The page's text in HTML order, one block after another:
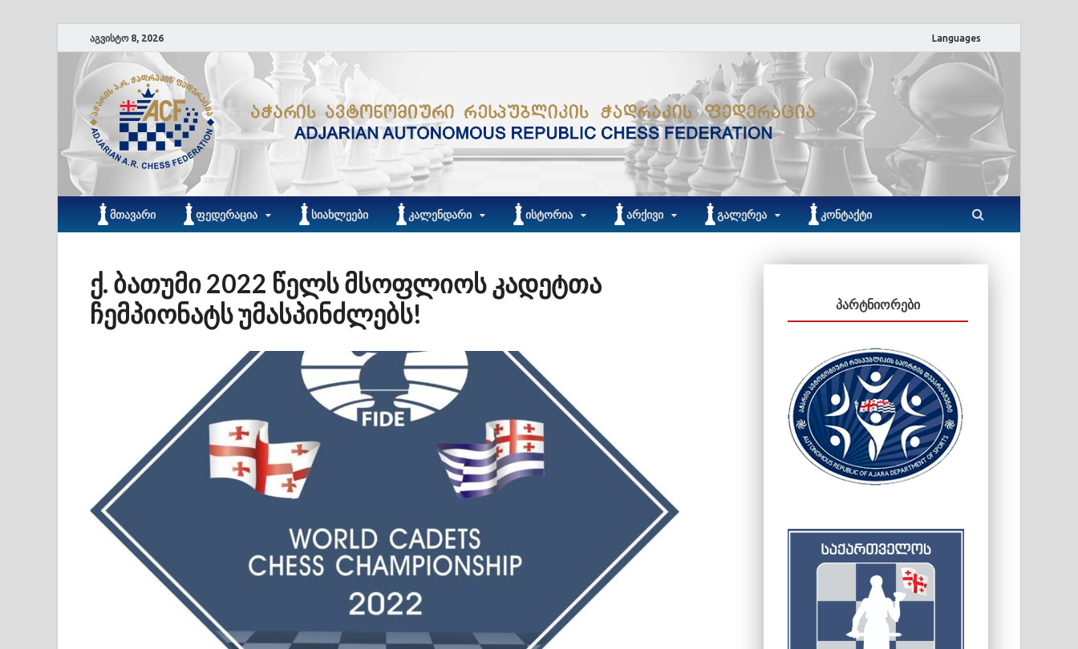
აგვისტო 8, 2026 Languages
ACF
აჭარის ჭადრაკის ფედერაცია
ᲛᲗᲐᲕᲐᲠᲘ ᲤᲔᲓᲔᲠᲐᲪᲘᲐ ᲡᲘᲐᲮᲚᲔᲔᲑᲘ ᲙᲐᲚᲔᲜᲓᲐᲠᲘ ᲘᲡᲢᲝᲠᲘᲐ ᲐᲠᲥᲘᲕᲘ ᲒᲐᲚᲔᲠᲔᲐ ᲙᲝᲜᲢᲐᲥᲢᲘ
ქ. ბათუმი 2022 წელს მსოფლიოს კადეტთა
ჩემპიონატს უმასპინძლებს!
ᲞᲐᲠᲢᲜᲘᲝᲠᲔᲑᲘ